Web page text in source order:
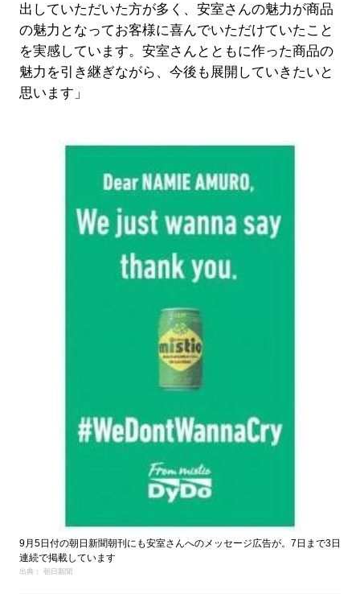
出していただいた方が多く、安室さんの魅力が商品
の魅力となってお客様に喜んでいただけていたこと
を実感しています。安室さんとともに作った商品の
魅力を引き継ぎながら、今後も展開していきたいと
思います」
9月5日付の朝日新聞朝刊にも安室さんへのメッセージ広告が。7日まで3日
連続で掲載しています
出典： 朝日新聞